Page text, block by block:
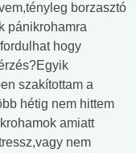
borzasztó
pánikrohamra
hogy
szakítottam a
hétig nem hittem
amiatt
nem